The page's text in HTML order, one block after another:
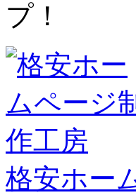
プ！
格安ホー